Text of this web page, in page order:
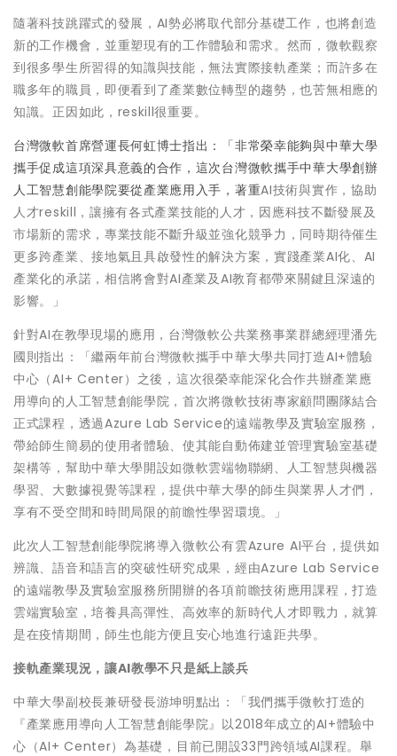
隨著科技跳躍式的發展，AI勢必將取代部分基礎工作，也將創造
新的工作機會，並重塑現有的工作體驗和需求。然而，微軟觀察
到很多學生所習得的知識與技能，無法實際接軌產業；而許多在
職多年的職員，即便看到了產業數位轉型的趨勢，也苦無相應的
知識。正因如此，reskill很重要。
台灣微軟首席營運長何虹博士指出：「非常榮幸能夠與中華大學
攜手促成這項深具意義的合作，這次台灣微軟攜手中華大學創辦
人工智慧創能學院要從產業應用入手，著重AI技術與實作，協助
人才reskill，讓擁有各式產業技能的人才，因應科技不斷發展及
市場新的需求，專業技能不斷升級並強化競爭力，同時期待催生
更多跨產業、接地氣且具啟發性的解決方案，實踐產業AI化、AI
產業化的承諾，相信將會對AI產業及AI教育都帶來關鍵且深遠的
影響。」
針對AI在教學現場的應用，台灣微軟公共業務事業群總經理潘先
國則指出：「繼兩年前台灣微軟攜手中華大學共同打造AI+體驗
中心（AI+ Center）之後，這次很榮幸能深化合作共辦產業應
用導向的人工智慧創能學院，首次將微軟技術專家顧問團隊結合
正式課程，透過Azure Lab Service的遠端教學及實驗室服務，
帶給師生簡易的使用者體驗、使其能自動佈建並管理實驗室基礎
架構等，幫助中華大學開設如微軟雲端物聯網、人工智慧與機器
學習、大數據視覺等課程，提供中華大學的師生與業界人才們，
享有不受空間和時間局限的前瞻性學習環境。」
此次人工智慧創能學院將導入微軟公有雲Azure AI平台，提供如
辨識、語音和語言的突破性研究成果，經由Azure Lab Service
的遠端教學及實驗室服務所開辦的各項前瞻技術應用課程，打造
雲端實驗室，培養具高彈性、高效率的新時代人才即戰力，就算
是在疫情期間，師生也能方便且安心地進行遠距共學。
接軌產業現況，讓AI教學不只是紙上談兵
中華大學副校長兼研發長游坤明點出：「我們攜手微軟打造的
『產業應用導向人工智慧創能學院』以2018年成立的AI+體驗中
心（AI+ Center）為基礎，目前已開設33門跨領域AI課程。舉